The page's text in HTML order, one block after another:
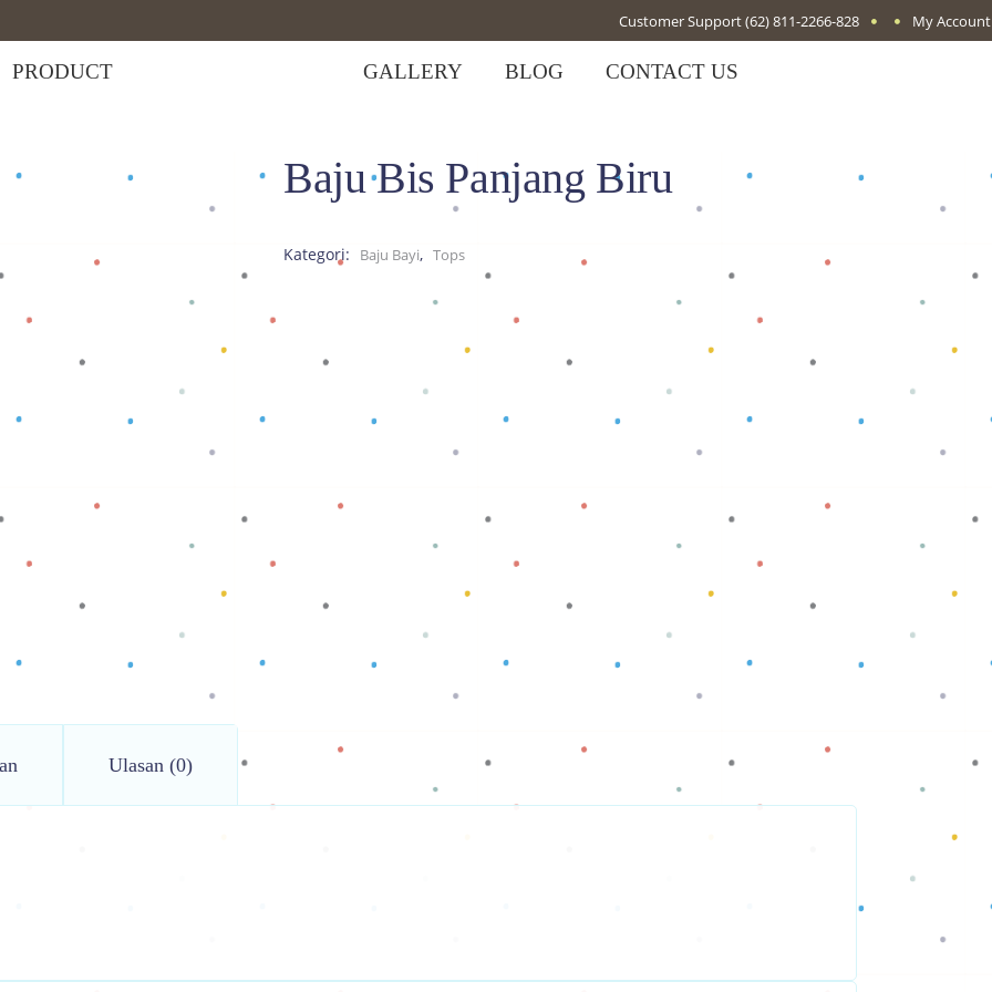
Customer Support(62) 811-2266-828 My Account
PRODUCT GALLERY BLOG CONTACT US
Panjang Biru Baju Bis Panjang Biru
Kategori: Baju Bayi, Tops
Ulasan (0)